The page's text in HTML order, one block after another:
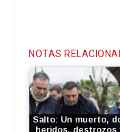
NOTAS
Salto: Un muerto,